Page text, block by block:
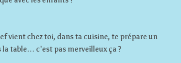
vient chez toi, dans ta cuisine, te prépare un
table… c’est pas merveilleux ça ?